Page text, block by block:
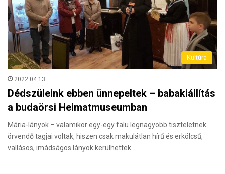
Kultúra
2022.04.13.
Dédszüleink ebben ünnepeltek – babakiállítás
a budaörsi Heimatmuseumban
Mária-lányok – valamikor egy-egy falu legnagyobb tiszteletnek
örvendő tagjai voltak, hiszen csak makulátlan hírű és erkölcsű,
vallásos, imádságos lányok kerülhettek…